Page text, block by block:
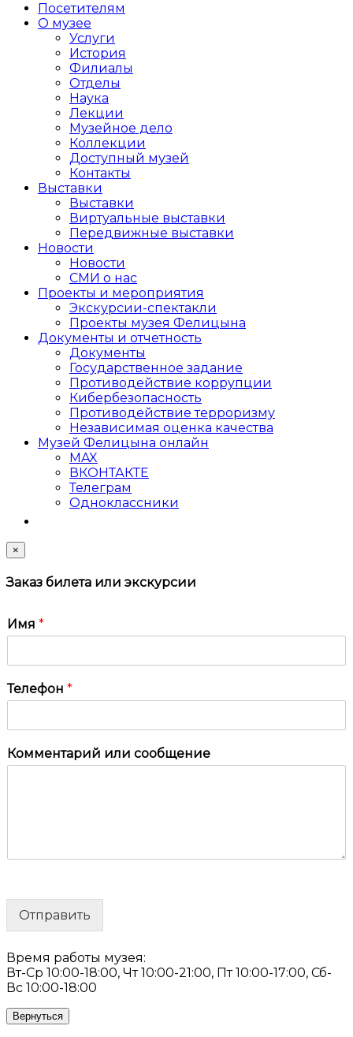
Посетителям
О музее
Услуги
История
Филиалы
Отделы
Наука
Лекции
Музейное дело
Коллекции
Доступный музей
Контакты
Выставки
Выставки
Виртуальные выставки
Передвижные выставки
Новости
Новости
СМИ о нас
Проекты и мероприятия
Экскурсии-спектакли
Проекты музея Фелицына
Документы и отчетность
Документы
Государственное задание
Противодействие коррупции
Кибер­безопасность
Противодействие терроризму
Независимая оценка качества
Музей Фелицына онлайн
MAX
ВКОНТАКТЕ
Телеграм
Одноклассники
×
Заказ билета или экскурсии
Имя *
Телефон *
Комментарий или сообщение
Отправить
Время работы музея:
Вт-Ср 10:00-18:00, Чт 10:00-21:00, Пт 10:00-17:00, Сб-
Вс 10:00-18:00
Вернуться